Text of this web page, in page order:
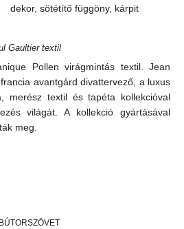
dekor, sötétítő függöny, kárpit
Gaultier textil
Pollen virágmintás textil. Jean
avantgárd divattervező, a luxus
merész textil és tapéta kollekcióval
világát. A kollekció gyártásával
meg.